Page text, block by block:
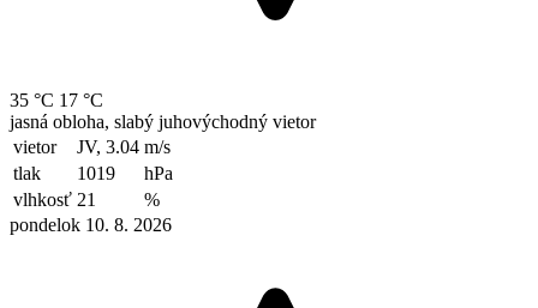
35 °C 17 °C
jasná obloha, slabý juhovýchodný vietor
vietor
JV, 3.04 m/s
tlak
1019
hPa
vlhkosť 21
%
pondelok 10. 8. 2026